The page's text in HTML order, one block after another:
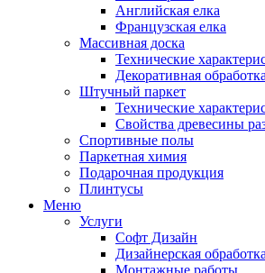
Английская елка
Французская елка
Массивная доска
Технические
Декоративная
Штучный паркет
Технические
Свойства древесины
Спортивные полы
Паркетная химия
Подарочная продукция
Плинтусы
Меню
Услуги
Софт Дизайн
Дизайнерская
Монтажные работы